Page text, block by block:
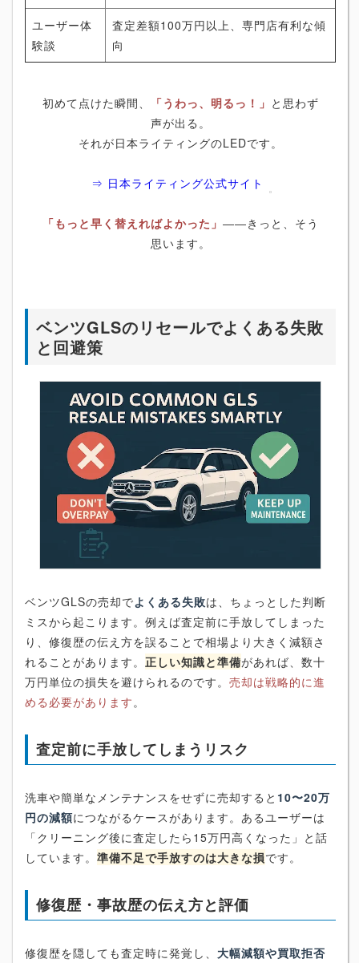
ユーザー体
験談
査定差額100万円以上、専門店有利な傾
向
初めて点けた瞬間、 「うわっ、明るっ！」 と思わず
声が出る。
それが日本ライティングのLEDです。
⇒ 日本ライティング公式サイト
「もっと早く替えればよかった」 ――きっと、そう
思います。
ベンツGLSのリセールでよくある失敗
と回避策
ベンツGLSの売却でよくある失敗は、ちょっとした判断
ミスから起こります。例えば査定前に手放してしまった
り、修復歴の伝え方を誤ることで相場より大きく減額さ
れることがあります。 正しい知識と準備があれば、数十
万円単位の損失を避けられるのです。 売却は戦略的に進
める必要があります。
査定前に手放してしまうリスク
洗車や簡単なメンテナンスをせずに売却すると 10〜20万
円の減額につながるケースがあります。あるユーザーは
「クリーニング後に査定したら15万円高くなった」と話
しています。 準備不足で手放すのは大きな損です。
修復歴・事故歴の伝え方と評価
修復歴を隠しても査定時に発覚し、 大幅減額や買取拒否